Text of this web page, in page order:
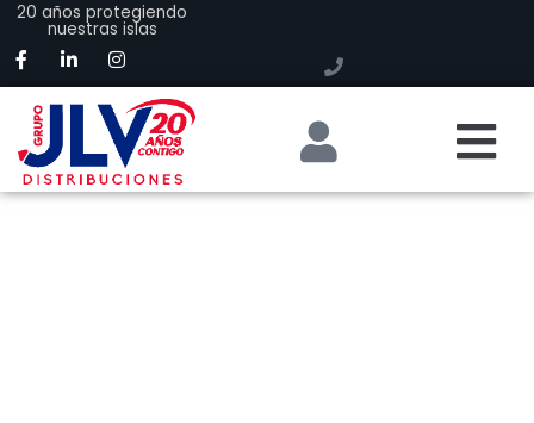
20 años protegiendo
nuestras islas